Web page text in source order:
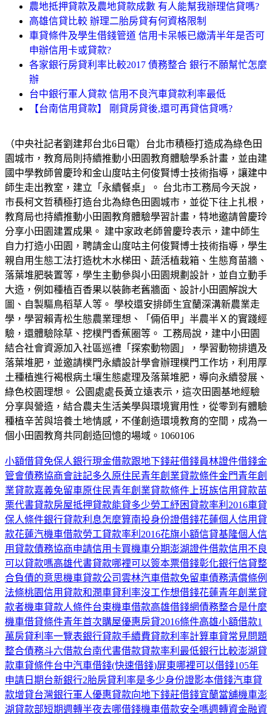
農地抵押貸款及農地貸款成數 有人能幫我辦理信貸嗎?
高雄信貸比較 辦理二胎房貸有何資格限制
車貸條件及學生借錢管道 信用卡呆帳已繳清半年是否可
申辦信用卡或貸款?
各家銀行房貸利率比較2017 債務整合 銀行不願幫忙怎麼
辦
台中銀行軍人貸款 信用不良汽車貸款利率最低
【台南信用貸款】 剛貸房貸後,還可再貸信貸嗎?
（中央社記者劉建邦台北6日電）台北市積極打造成為綠色田
園城市，教育局則持續推動小田園教育體驗學系計畫，並由建
國中學教師曾慶玲和金山度咕主何俊賢博士技術指導，讓建中
師生走出教室，建立「永續餐桌」。 台北市工務局今天說，
市長柯文哲積極打造台北為綠色田園城市，並從下往上扎根，
教育局也持續推動小田園教育體驗學習計畫，特地邀請曾慶玲
分享小田園建置成果。 建中家政老師曾慶玲表示，建中師生
自力打造小田園，聘請金山度咕主何俊賢博士技術指導，學生
親自用生態工法打造枕木水梯田、蔬活植栽箱、生態育苗牆、
落葉堆肥裝置等，學生主動參與小田園規劃設計，並自立動手
大造，例如種植百香果以裝飾老舊牆面、設計小田園解說大
圖、自製驅鳥稻草人等。 學校還安排師生宜蘭深溝新農業走
學，學習賴青松生態農業理想、「倆佰甲」半農半Ｘ的實踐經
驗，還體驗除草、挖樸門香蕉圈等。 工務局說，建中小田園
結合社會資源加入社區巡禮「探索動物園」，學習動物排遺及
落葉堆肥，並邀請樸門永續設計學會辦理樸門工作坊，利用厚
土種植進行褐根病土壤生態處理及落葉堆肥，導向永續發展、
綠色校園理想。 公園處處長黃立遠表示，這次田園基地經驗
分享與營造，結合農夫生活美學與環境實用性，從零到有體驗
種植辛苦與培養土地情感，不僅創造環境教育的空間，成為一
個小田園教育共同創造回憶的場域。1060106
小額借貸免保人銀行現金借款跟地下錢莊借錢員林證件借錢金
管會債務協商會註記多久 原住民青年創業貸款條件金門青年創
業貸款嘉義免留車原住民青年創業貸款條件 上班族信用貸款苗
栗代書貸款房屋抵押貸款能貸多少勞工紓困貸款率利2016車貸
保人條件銀行貸款利息怎麼算南投身份證借錢花蓮個人信用貸
款花蓮汽機車借款勞工貸款率利2016花旗小額信貸基隆個人信
用貸款債務協商申請信用卡買機車分期澎湖證件借款信用不良
可以貸款嗎高雄代書貸款哪裡可以簽本票借錢彰化銀行信貸整
合負債的意思機車貸款公司雲林汽車借款免留車債務清償條例
法條桃園信用貸款和潤車貸利率沒工作想借錢花蓮青年創業貸
款者機車貸款人條件台東機車借款高雄借錢網債務整合是什麼
機車借貸條件青年首次購屋優惠房貸2016條件高雄小額借款1
萬房貸利率一覽表銀行貸款手續費貸款利率計算車貸常見問題
整合債務斗六借款台南代書借款貸款率利最低銀行比較澎湖貸
款車貸條件台中汽車借錢(快速借錢)屏東哪裡可以借錢105年
申請日期台新銀行2胎房貸利率是多少身份證影本借錢汽車貸
款增貸台灣銀行軍人優惠貸款向地下錢莊借錢宜蘭當舖機車澎
湖貸款部短期週轉半夜去哪借錢機車借款安全嗎週轉資金融資